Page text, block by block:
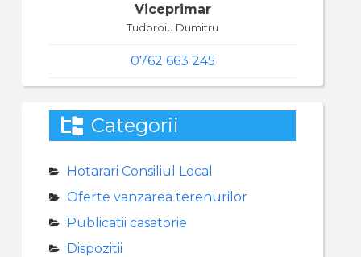
Viceprimar
Tudoroiu Dumitru
0762 663 245
Categorii
Hotarari Consiliul Local
Oferte vanzarea terenurilor
Publicatii casatorie
Dispozitii